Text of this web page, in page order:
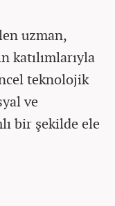
uzman,
katılımlarıyla
teknolojik
ve
bir şekilde ele